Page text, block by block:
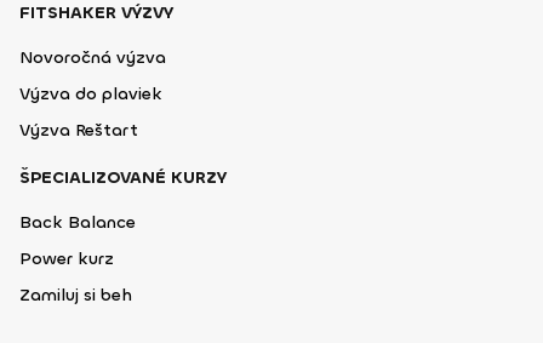
FITSHAKER VÝZVY
Novoročná výzva
Výzva do plaviek
Výzva Reštart
ŠPECIALIZOVANÉ KURZY
Back Balance
Power kurz
Zamiluj si beh